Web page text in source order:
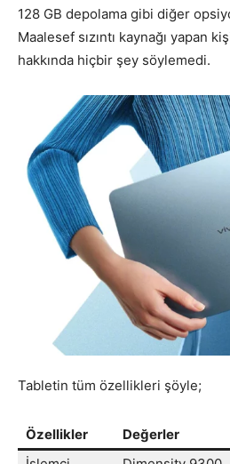
128 GB depolama gibi diğer
Maalesef sızıntı kaynağı yapan
hakkında hiçbir şey söylemedi.
Tabletin tüm özellikleri şöyle;
Özellikler
Değerler